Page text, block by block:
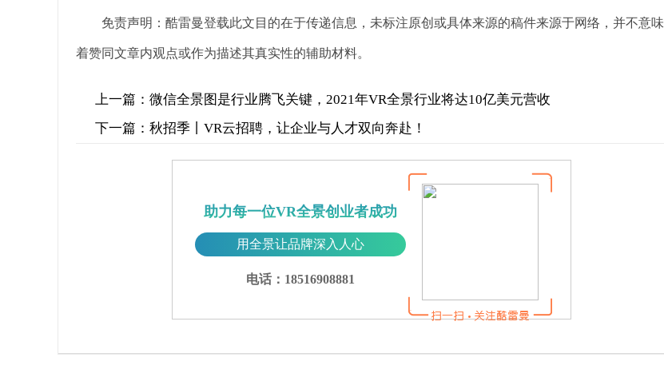
免责声明：酷雷曼登载此文目的在于传递信息，未标注原创或具体来源的稿件来源于网络，并不意味
着赞同文章内观点或作为描述其真实性的辅助材料。
上一篇： 微信全景图是行业腾飞关键，2021年VR全景行业将达10亿美元营收
下一篇： 秋招季丨VR云招聘，让企业与人才双向奔赴！
助力每一位VR全景创业者成功
用全景让品牌深入人心
电话：18516908881